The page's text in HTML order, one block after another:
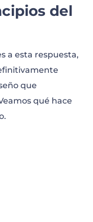
del
a esta respuesta,
que
qué hace